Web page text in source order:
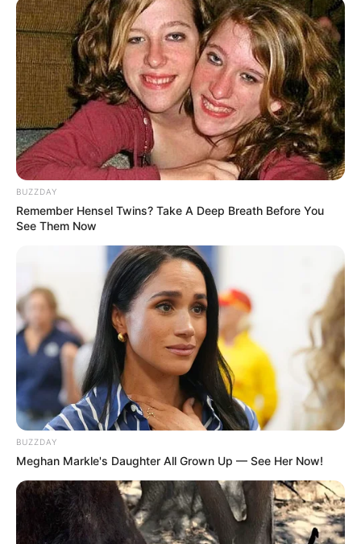
Laras Kinanda Megan Domani
Beby Tsabina Salshabilla Adriani
Angela Gilsha Haico Van der Veken
BUZZDAY
Remember Hensel Twins? Take A Deep Breath Before You
See Them Now
BUZZDAY
Meghan Markle's Daughter All Grown Up — See Her Now!